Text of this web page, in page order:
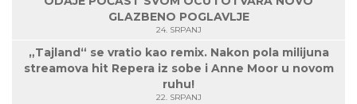
GLAZBENO POGLAVLJE
24. SRPANJ
„Tajland“ se vratio kao remix. Nakon pola milijuna
streamova hit Repera iz sobe i Anne Moor u novom
ruhu!
22. SRPANJ